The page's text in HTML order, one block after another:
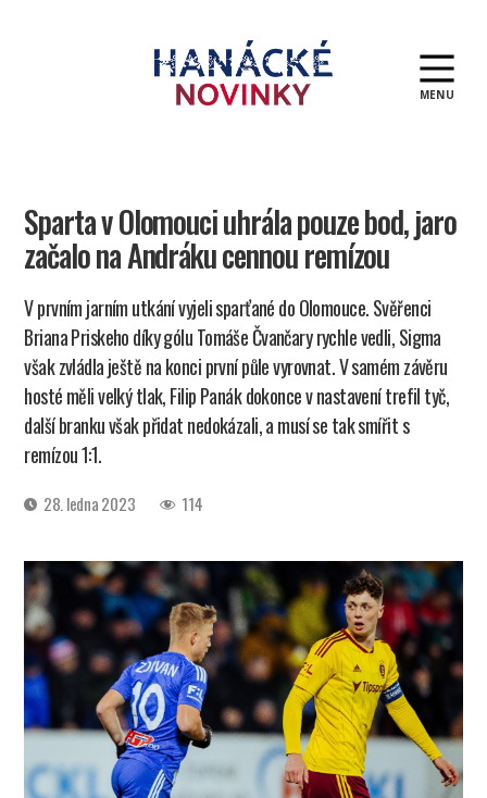
MENU
Sparta v Olomouci uhrála pouze bod, jaro
začalo na Andráku cennou remízou
V prvním jarním utkání vyjeli sparťané do Olomouce. Svěřenci
Briana Priskeho díky gólu Tomáše Čvančary rychle vedli, Sigma
však zvládla ještě na konci první půle vyrovnat. V samém závěru
hosté měli velký tlak, Filip Panák dokonce v nastavení trefil tyč,
další branku však přidat nedokázali, a musí se tak smířit s
remízou 1:1.
Datum28. ledna 2023 114